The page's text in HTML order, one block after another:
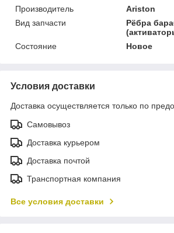
Производитель
Ariston
Вид запчасти
Рёбра
Состояние
Новое
Условия доставки
Доставка осуществляется только по
Самовывоз
Доставка курьером
Доставка почтой
Транспортная компания
Все условия доставки